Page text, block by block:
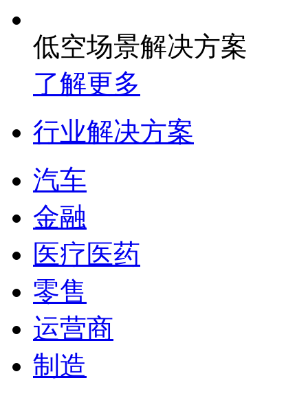
低空场景解决方案
了解更多
行业解决方案
汽车
金融
医疗医药
零售
运营商
制造